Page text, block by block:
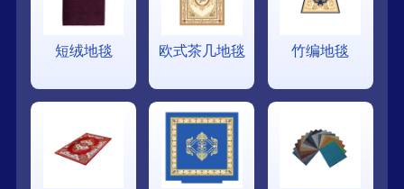
短绒地毯 欧式茶几地毯 竹编地毯